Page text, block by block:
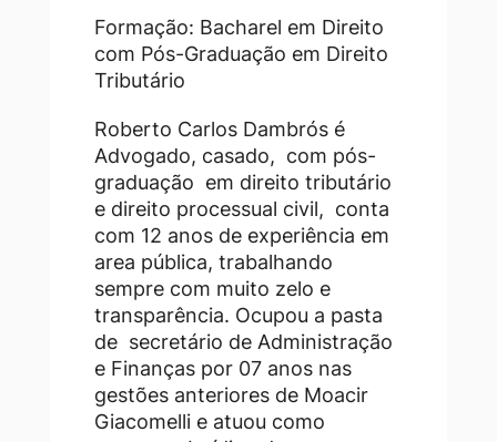
Formação: Bacharel em Direito
com Pós-Graduação em Direito
Tributário
Roberto Carlos Dambrós é
Advogado, casado, com pós-
graduação em direito tributário
e direito processual civil, conta
com 12 anos de experiência em
area pública, trabalhando
sempre com muito zelo e
transparência. Ocupou a pasta
de secretário de Administração
e Finanças por 07 anos nas
gestões anteriores de Moacir
Giacomelli e atuou como